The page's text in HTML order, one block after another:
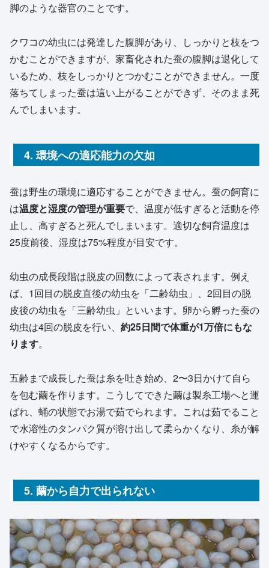
脚のような器官のことです。
クワコの幼虫には発達した腹脚があり、しっかりと枝をつ
かむことができますが、家畜化された蚕の腹脚は退化して
いるため、枝をしっかりとつかむことができません。一度
落ちてしまった蚕は這い上がることができず、そのまま死
んでしまいます。
4. 環境への適応能力の欠如
蚕は野生の環境に適応することができません。蚕の飼育に
は温度と湿度の管理が重要で、温度が低すぎると活動を停
止し、高すぎると死んでしまいます。適切な飼育温度は
25度前後、湿度は75%程度が目安です。
幼虫の成長段階は脱皮の回数によって表されます。例え
ば、1回目の脱皮直後の幼虫を「二齢幼虫」、2回目の脱
皮後の幼虫を「三齢幼虫」といいます。卵から孵った蚕の
幼虫は4回の脱皮を行い、 約25日間で体重が1万倍にもな
ります。
五齢まで成長した蚕は糸を吐き始め、2〜3日かけて自ら
を包む繭を作ります。こうしてできた繭は製糸工場へと運
ばれ、蛹の状態でお湯で茹でられます。これは茹でること
で水溶性のタンパク質が溶け出して柔らかくなり、糸が解
けやすくなるからです。
5. 繭から自力で出られない